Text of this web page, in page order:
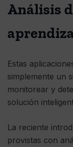
Análisis
Estas
simplemente un
monitorear y
solución
La reciente
provistas con